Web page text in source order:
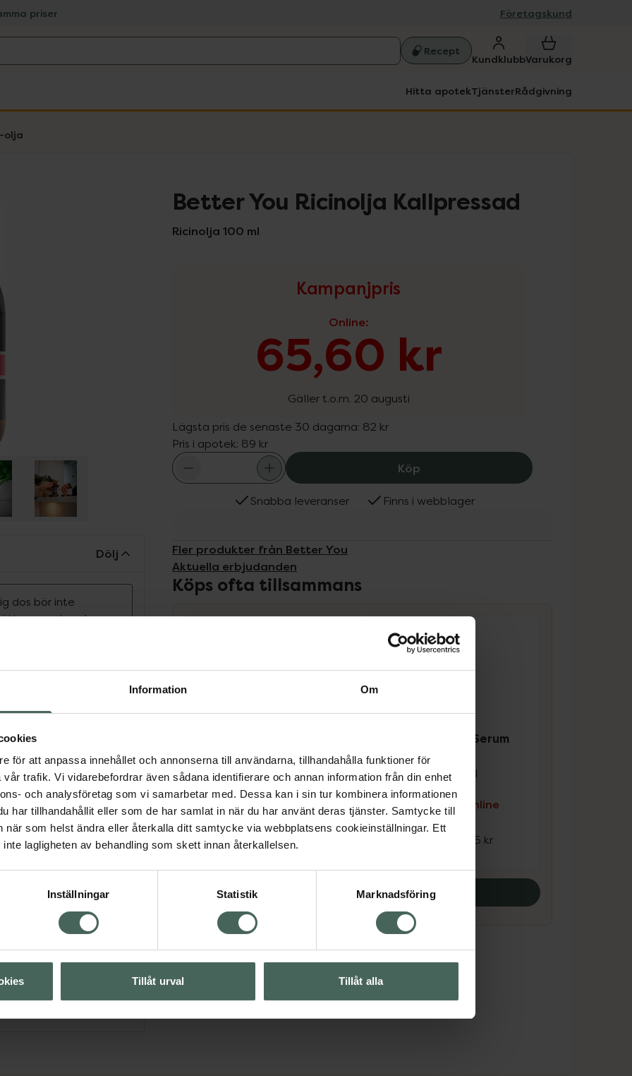
Information Om
för att anpassa innehållet och annonserna till användarna, tillhandahålla funktioner för
trafik. Vi vidarebefordrar även sådana identifierare och annan information från din enhet
och analysföretag som vi samarbetar med. Dessa kan i sin tur kombinera informationen
har tillhandahållit eller som de har samlat in när du har använt deras tjänster. Samtycke till
när som helst ändra eller återkalla ditt samtycke via webbplatsens cookieinställningar. Ett
lagligheten av behandling som skett innan återkallelsen.
Inställningar Statistik Marknadsföring
Tillåt urval Tillåt alla
priser Företagskund
Recept
KundklubbVarukorg
Hitta apotekTjänsterRådgivning
olja
Better You Ricinolja Kallpressad
Ricinolja 100 ml
Kampanjpris
Online:
65,60 kr
Gäller t.o.m. 20 augusti
Lägsta pris de senaste 30 dagarna: 82 kr
Pris i apotek: 89 kr
Köp Better You Ricinolja Kallpressad,
Snabba leveranser Finns i webblager
Fler produkter från Better You
Aktuella erbjudanden
Köps ofta tillsammans
4.6 av 5 i omdöme
Ricinolja 100 ml
Kosttillskott
Kampanjpris online
65,60 kr
Tidigare pris:82 kr
Kronans Apotek Serum
Vitamin C
Ansiktsserum 30 ml
Kampanjpris online
63,75 kr
85 kr
129,35 kr Köp båda
Dölj
dos bör inte
en varierad
utom räckhåll
och är
biobaserat
och till och
en av de finaste
har också en
Visa